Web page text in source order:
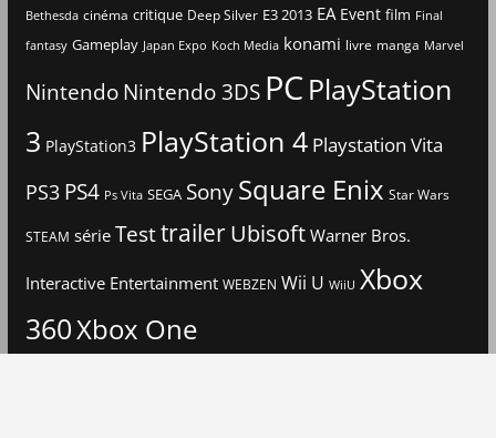
Bethesda cinéma critique Deep Silver E3 2013 EA Event film Final
fantasy Gameplay Japan Expo Koch Media konami livre manga Marvel
Nintendo Nintendo 3DS PCPlayStation
3 PlayStation3 PlayStation 4 Playstation Vita
PS3 PS4 Ps Vita SEGA Sony Square Enix Star Wars
STEAM série TesttrailerUbisoftWarner Bros.
Interactive Entertainment WEBZEN Wii U WiiU Xbox
360Xbox One